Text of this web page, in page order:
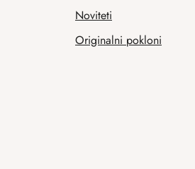
Noviteti
Originalni pokloni